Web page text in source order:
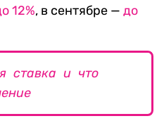
12%, в сентябре — до
ставка и что